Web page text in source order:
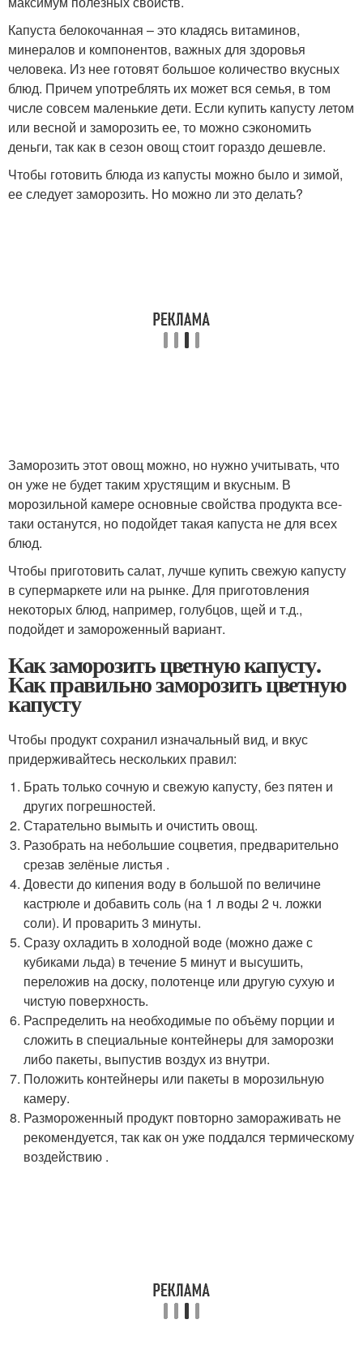
Капуста белокочанная – это кладясь витаминов,
минералов и компонентов, важных для здоровья
человека. Из нее готовят большое количество вкусных
блюд. Причем употреблять их может вся семья, в том
числе совсем маленькие дети. Если купить капусту летом
или весной и заморозить ее, то можно сэкономить
деньги, так как в сезон овощ стоит гораздо дешевле.
Чтобы готовить блюда из капусты можно было и зимой,
ее следует заморозить. Но можно ли это делать?
Заморозить этот овощ можно, но нужно учитывать, что
он уже не будет таким хрустящим и вкусным. В
морозильной камере основные свойства продукта все-
таки останутся, но подойдет такая капуста не для всех
блюд.
Чтобы приготовить салат, лучше купить свежую капусту
в супермаркете или на рынке. Для приготовления
некоторых блюд, например, голубцов, щей и т.д.,
подойдет и замороженный вариант.
Как заморозить цветную капусту.
Как правильно заморозить цветную
капусту
Чтобы продукт сохранил изначальный вид, и вкус
придерживайтесь нескольких правил:
Брать только сочную и свежую капусту, без пятен и
других погрешностей.
Старательно вымыть и очистить овощ.
Разобрать на небольшие соцветия, предварительно
срезав зелёные листья .
Довести до кипения воду в большой по величине
кастрюле и добавить соль (на 1 л воды 2 ч. ложки
соли). И проварить 3 минуты.
Сразу охладить в холодной воде (можно даже с
кубиками льда) в течение 5 минут и высушить,
переложив на доску, полотенце или другую сухую и
чистую поверхность.
Распределить на необходимые по объёму порции и
сложить в специальные контейнеры для заморозки
либо пакеты, выпустив воздух из внутри.
Положить контейнеры или пакеты в морозильную
камеру.
Размороженный продукт повторно замораживать не
рекомендуется, так как он уже поддался термическому
воздействию .